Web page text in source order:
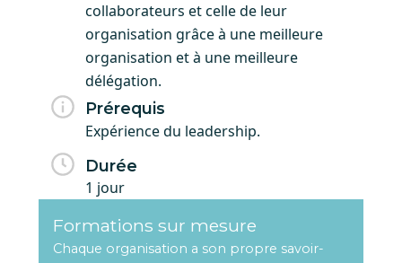
collaborateurs et celle de leur
organisation grâce à une meilleure
organisation et à une meilleure
délégation.
Prérequis
Expérience du leadership.
Durée
1 jour
Formations sur mesure
Chaque organisation a son propre savoir-